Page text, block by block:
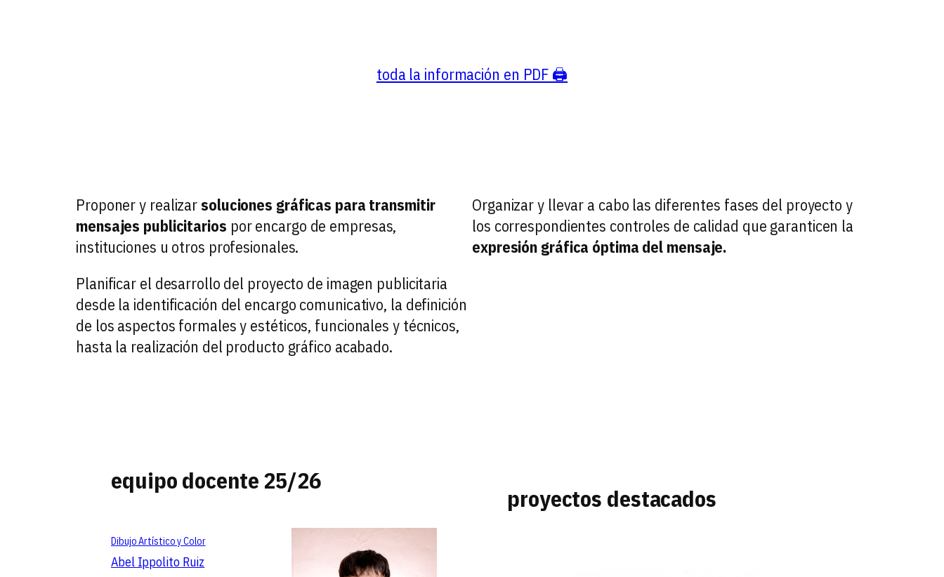
toda la información en PDF 🖨️
Proponer y realizarsoluciones gráficas para transmitir
mensajes publicitarios por encargo de empresas,
instituciones u otros profesionales.
Planificar el desarrollo del proyecto de imagen publicitaria
desde la identificación del encargo comunicativo, la definición
de los aspectos formales y estéticos, funcionales y técnicos,
hasta la realización del producto gráfico acabado.
Organizar y llevar a cabo las diferentes fases del proyecto y
los correspondientes controles de calidad que garanticen la
expresión gráfica óptima del mensaje.
equipo docente 25/26
Dibujo Artístico y Color
Abel Ippolito Ruiz
proyectos destacados